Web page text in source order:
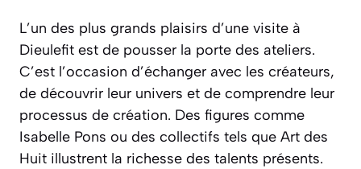
L’un des plus grands plaisirs d’une visite à
Dieulefit est de pousser la porte des ateliers.
C’est l’occasion d’échanger avec les créateurs,
de découvrir leur univers et de comprendre leur
processus de création. Des figures comme
Isabelle Pons ou des collectifs tels que Art des
Huit illustrent la richesse des talents présents.